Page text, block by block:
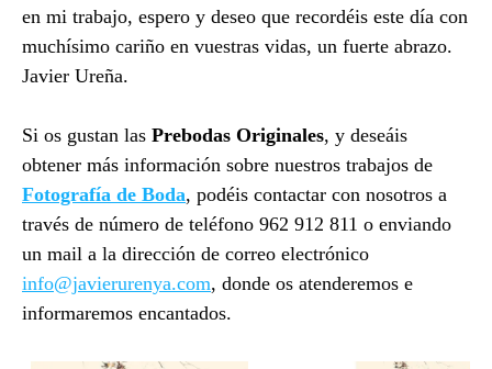
en mi trabajo, espero y deseo que recordéis este día con
muchísimo cariño en vuestras vidas, un fuerte abrazo.
Javier Ureña.
Si os gustan las Prebodas Originales, y deseáis
obtener más información sobre nuestros trabajos de
Fotografía de Boda, podéis contactar con nosotros a
través de número de teléfono 962 912 811 o enviando
un mail a la dirección de correo electrónico
info@javierurenya.com, donde os atenderemos e
informaremos encantados.